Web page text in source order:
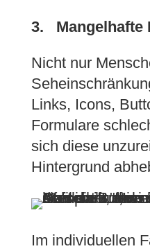
3. Mangelhafte
Nicht nur
Links, Icons,
Formulare
sich diese
Hintergrund
Im individuellen